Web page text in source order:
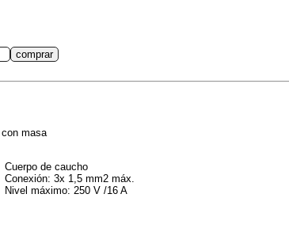
masa
Cuerpo de caucho
Conexión: 3x 1,5 mm2 máx.
Nivel máximo: 250 V /16 A